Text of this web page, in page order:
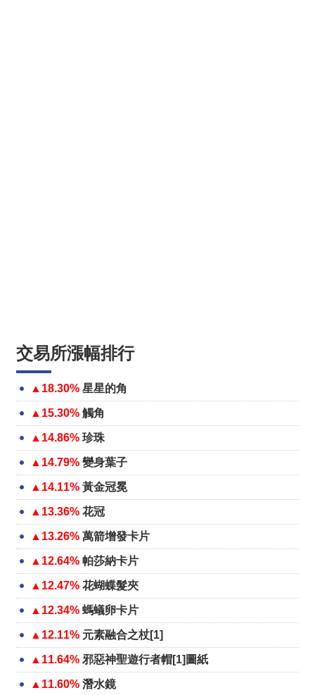
交易所漲幅排行
▲18.30% 星星的角
▲15.30% 觸角
▲14.86% 珍珠
▲14.79% 變身葉子
▲14.11% 黃金冠冕
▲13.36% 花冠
▲13.26% 萬箭增發卡片
▲12.64% 帕莎納卡片
▲12.47% 花蝴蝶髮夾
▲12.34% 螞蟻卵卡片
▲12.11% 元素融合之杖[1]
▲11.64% 邪惡神聖遊行者帽[1]圖紙
▲11.60% 潛水鏡